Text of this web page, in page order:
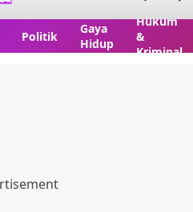
Politik
Gaya
Hidup
Hukum
&
Kriminal